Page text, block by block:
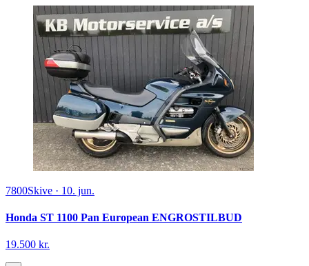
7800Skive · 10. jun.
Honda ST 1100 Pan European ENGROSTILBUD
19.500 kr.